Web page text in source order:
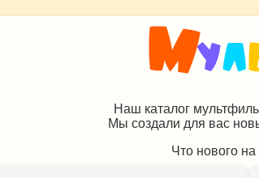
Наш каталог
Мы создали для вас
Что нового